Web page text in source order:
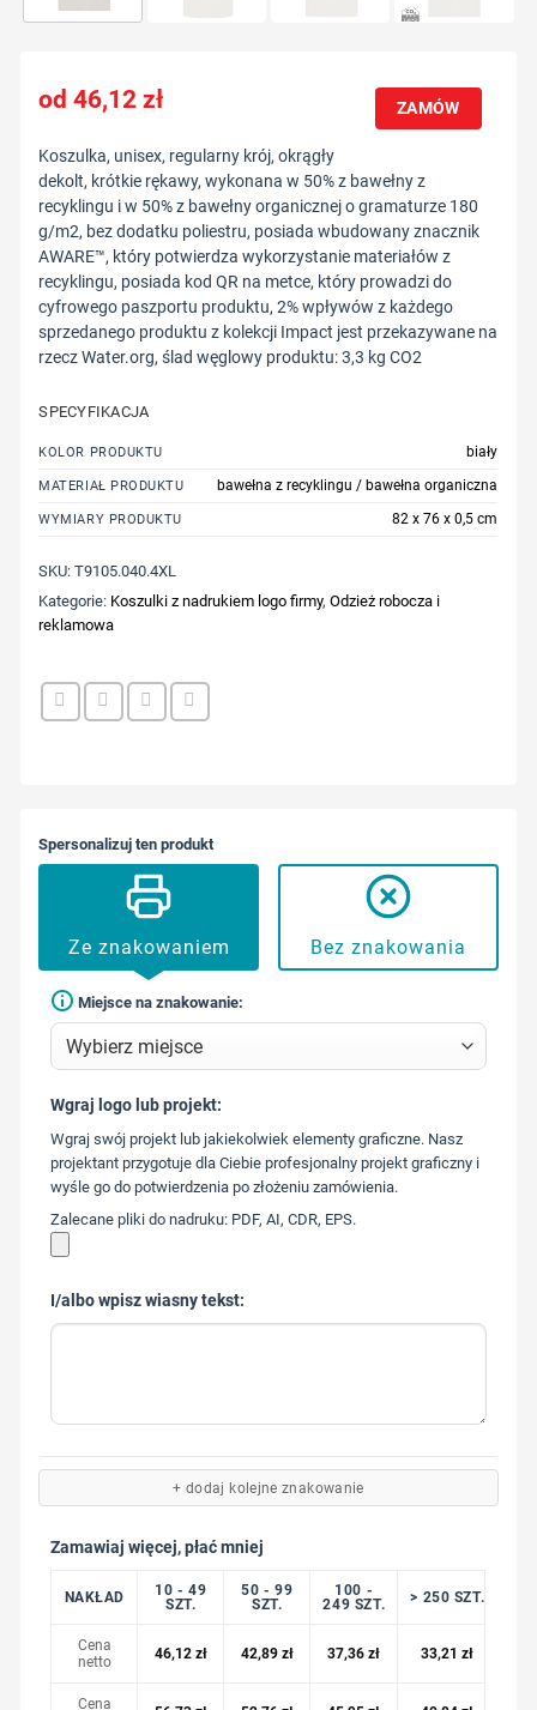
46,12zł ZAMÓW
Koszulka, unisex, regularny krój, okrągły
dekolt, krótkie rękawy, wykonana w 50% z bawełny z
recyklingu i w 50% z bawełny organicznej o gramaturze 180
g/m2, bez dodatku poliestru, posiada wbudowany znacznik
AWARE™, który potwierdza wykorzystanie materiałów z
recyklingu, posiada kod QR na metce, który prowadzi do
cyfrowego paszportu produktu, 2% wpływów z każdego
sprzedanego produktu z kolekcji Impact jest przekazywane na
rzecz Water.org, ślad węglowy produktu: 3,3 kg CO2
SPECYFIKACJA
KOLOR PRODUKTU biały
MATERIAŁ PRODUKTU bawełna z recyklingu / bawełna organiczna
WYMIARY PRODUKTU 82 x 76 x 0,5 cm
SKU:T9105.040.4XL
Kategorie: Koszulki z nadrukiem logo firmy,Odzież robocza i
reklamowa
Spersonalizuj ten produkt
Ze znakowaniem Bez znakowania
Miejsce na znakowanie:
573 568
217
Wgraj logo lub projekt:
Wgraj swój projekt lub jakiekolwiek elementy graficzne. Nasz
projektant przygotuje dla Ciebie profesjonalny projekt graficzny i
wyśle go do potwierdzenia po złożeniu zamówienia.
Zalecane pliki do nadruku: PDF, AI, CDR, EPS.
I/albo wpisz wiasny tekst:
+ dodaj kolejne znakowanie
Zamawiaj więcej, płać mniej
NAKŁAD
10 - 49
SZT.
50 - 99
SZT.
100 -
249 SZT.
> 250 SZT.
Cena
netto
46,12 zł 42,89 zł 37,36zł 33,21zł
Cena